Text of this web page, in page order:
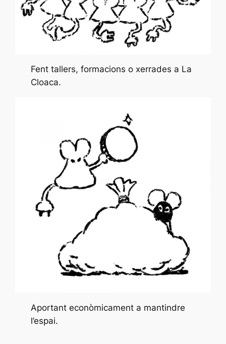
Fent tallers, formacions o xerrades a La
Cloaca.
Aportant econòmicament a mantindre
l’espai.